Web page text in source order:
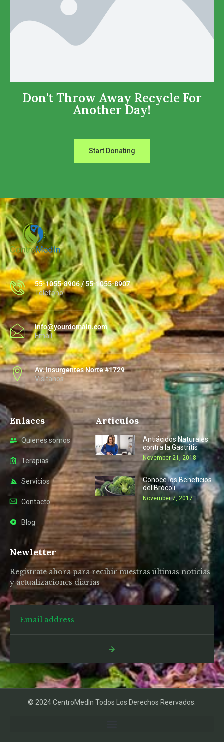
Don't Throw Away Recycle For
Another Day!
Start Donating
55-1055-8906 / 55-1055-8907
Telefono
info@yourdomain.com
Email
Av. Insurgentes Norte #1729
Visitanos
Enlaces
Quienes somos
Terapias
Servicios
Contacto
Blog
Articulos
Antiácidos Naturales
contra la Gastritis
November 21, 2018
Conoce los Beneficios
del Brócoli
November 7, 2017
Newletter
Regístrate ahora para recibir nuestras últimas noticias
y actualizaciones diarias
© 2024 CentroMedIn Todos Los Derechos Reervados.